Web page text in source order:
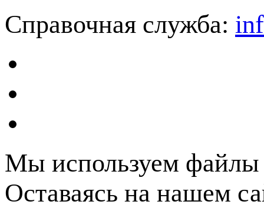
Справочная служба:
Мы используем файлы
Оставаясь на нашем